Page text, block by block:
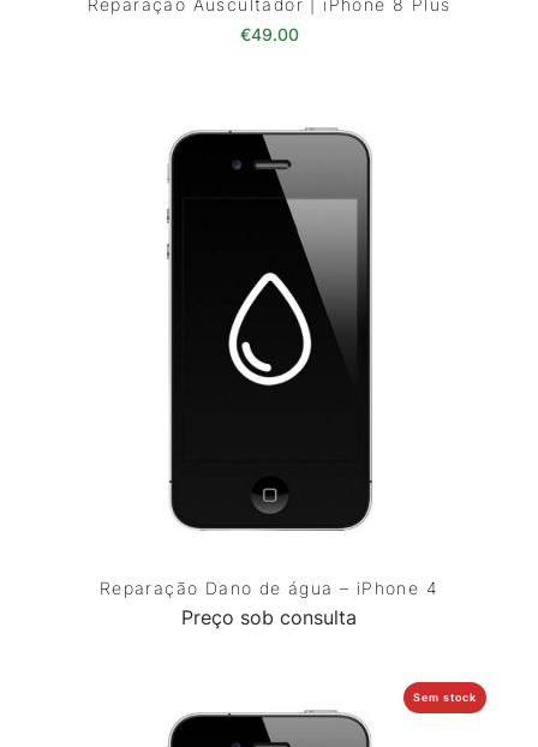
€49.00
Reparação Dano de água – iPhone 4
Preço sob consulta
Sem stock